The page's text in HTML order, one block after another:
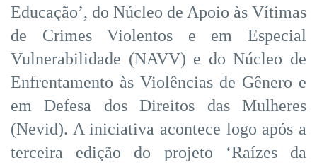
Educação’, do Núcleo de Apoio às Vítimas
de Crimes Violentos e em Especial
Vulnerabilidade (NAVV) e do Núcleo de
Enfrentamento às Violências de Gênero e
em Defesa dos Direitos das Mulheres
(Nevid). A iniciativa acontece logo após a
terceira edição do projeto ‘Raízes da